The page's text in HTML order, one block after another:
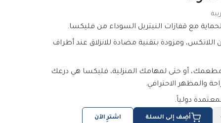
مع قفازات النيتريل السوداء من فليكسا.
ومزودة بتقنية مضادة للانزلاق عند أطراف
أو حتى لمهامك المنزلية، فليكسا هي درعك
والمظهر الاحترافي.
أضِف إلى السلة اشترِ الآن